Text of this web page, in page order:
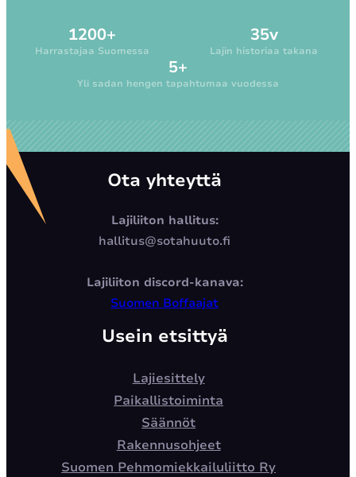
1200+
Harrastajaa Suomessa
35v
Lajin historiaa takana
5+
Yli sadan hengen tapahtumaa vuodessa
Ota yhteyttä
Lajiliiton hallitus:
hallitus@sotahuuto.fi
Lajiliiton discord-kanava:
Suomen Boffaajat
Usein etsittyä
Lajiesittely
Paikallistoiminta
Säännöt
Rakennusohjeet
Suomen Pehmomiekkailuliitto Ry